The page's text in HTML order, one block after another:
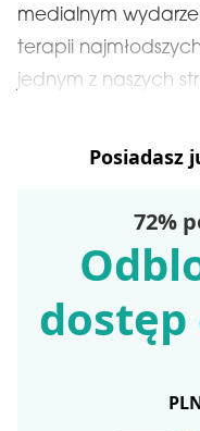
medialnym
terapii
jednym z naszych str
Posiadasz
72%
dostęp